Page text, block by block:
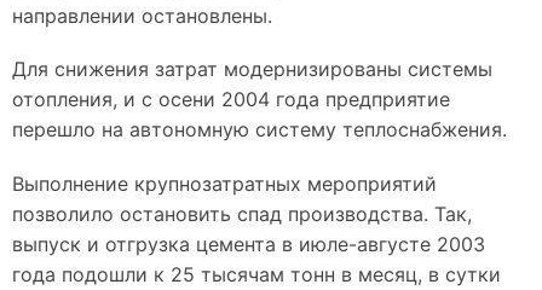
направлении остановлены.
Для снижения затрат модернизированы системы
отопления, и с осени 2004 года предприятие
перешло на автономную систему теплоснабжения.
Выполнение крупнозатратных мероприятий
позволило остановить спад производства. Так,
выпуск и отгрузка цемента в июле-августе 2003
года подошли к 25 тысячам тонн в месяц, в сутки